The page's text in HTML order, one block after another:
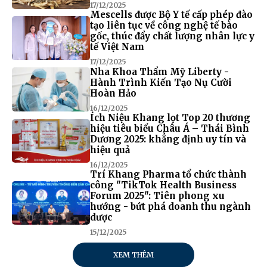
17/12/2025
Mescells được Bộ Y tế cấp phép đào
tạo liên tục về công nghệ tế bào
gốc, thúc đẩy chất lượng nhân lực y
tế Việt Nam
17/12/2025
Nha Khoa Thẩm Mỹ Liberty -
Hành Trình Kiến Tạo Nụ Cười
Hoàn Hảo
16/12/2025
Ích Niệu Khang lọt Top 20 thương
hiệu tiêu biểu Châu Á – Thái Bình
Dương 2025: khẳng định uy tín và
hiệu quả
16/12/2025
Trí Khang Pharma tổ chức thành
công "TikTok Health Business
Forum 2025": Tiên phong xu
hướng - bứt phá doanh thu ngành
dược
15/12/2025
XEM THÊM